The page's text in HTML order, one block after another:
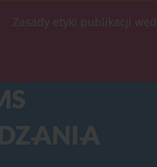
Zasady etyki publikacji